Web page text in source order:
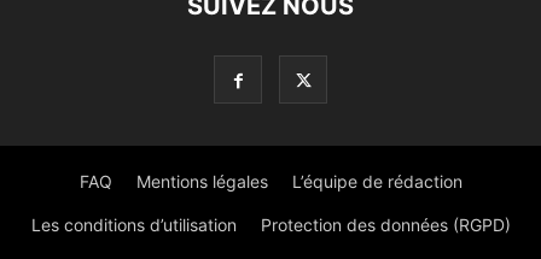
FAQ Mentions légales L’équipe de rédaction
Les conditions d’utilisation Protection des données (RGPD)